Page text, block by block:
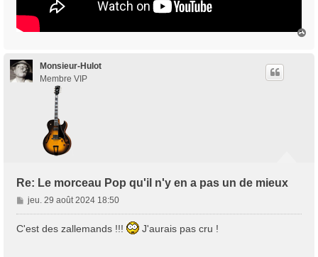
Monsieur-Hulot
Membre VIP
Re: Le morceau Pop qu'il n'y en a pas un de mieux
M
e
s
jeu. 29 août 2024 18:50
C'est des zallemands !!! J'aurais pas cru !